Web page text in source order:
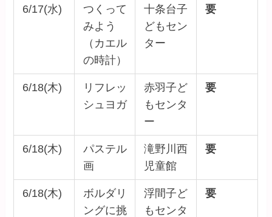
6/17(水)
つくって
みよう
（カエル
の時計）
十条台子
どもセン
ター
要
6/18(木)
リフレッ
シュヨガ
赤羽子ど
もセンタ
ー
要
6/18(木)
パステル
画
滝野川西
児童館
要
6/18(木)
ボルダリ
ングに挑
浮間子ど
もセンタ
要